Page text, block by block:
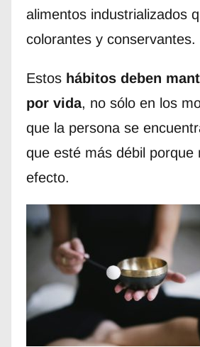
alimentos industrializados
colorantes y conservantes.
Estos hábitos deben
por vida, no sólo en los
que la persona se
que esté más débil porque
efecto.